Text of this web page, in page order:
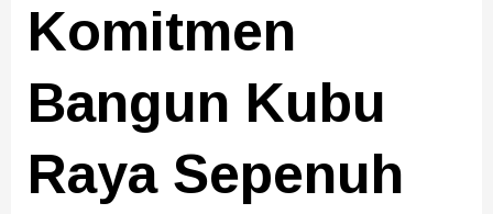
Komitmen
Bangun Kubu
Raya Sepenuh